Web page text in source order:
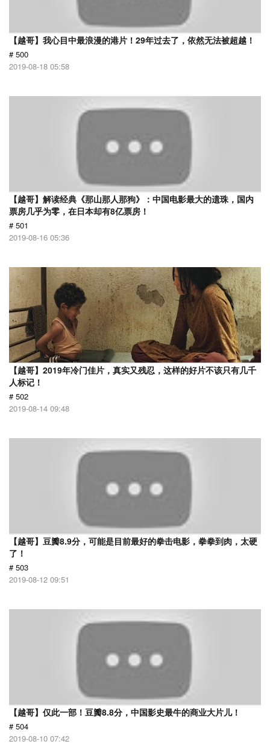
【越哥】我心目中最浪漫的港片！29年过去了，依然无法被超越！
# 500
2019-08-18 05:58
【越哥】解读经典《那山那人那狗》：中国电影最大的遗珠，国内
票房几乎为零，在日本却有8亿票房！
# 501
2019-08-16 05:36
【越哥】2019年冷门佳片，真实又残忍，这样的好片不该只有几千
人标记！
# 502
2019-08-14 09:48
【越哥】豆瓣8.9分，可能是目前最好的拳击电影，拳拳到肉，太硬
了！
# 503
2019-08-12 09:51
【越哥】仅此一部！豆瓣8.8分，中国影史最牛的商业大片儿！
# 504
2019-08-10 07:42